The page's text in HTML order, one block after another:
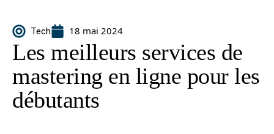
Tech 18 mai 2024
Les meilleurs services de
mastering en ligne pour les
débutants